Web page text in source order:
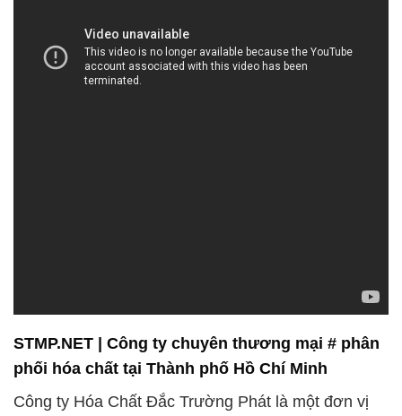
STMP.NET | Công ty chuyên thương mại # phân
phối hóa chất tại Thành phố Hồ Chí Minh
Công ty Hóa Chất Đắc Trường Phát là một đơn vị